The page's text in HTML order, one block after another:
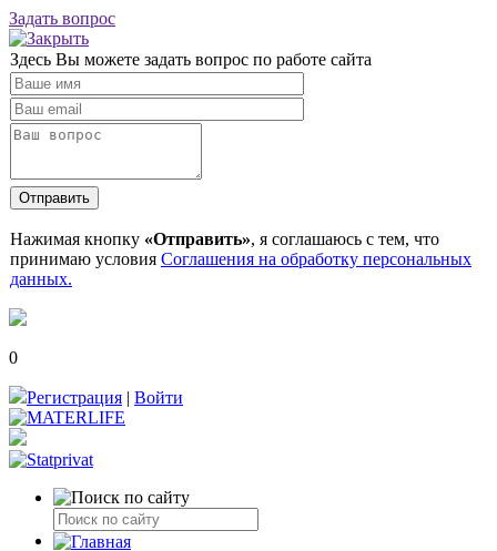
Задать вопрос
Здесь Вы можете задать вопрос по работе сайта
Нажимая кнопку «Отправить», я соглашаюсь с тем, что
принимаю условия Соглашения на обработку персональных
данных.
0
Регистрация | Войти